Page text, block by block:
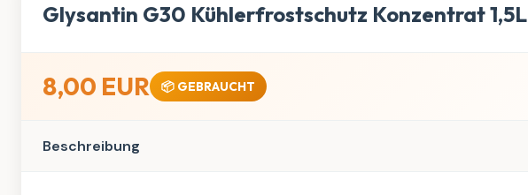
Glysantin G30 Kühlerfrostschutz Konzentrat 1,5L
8,00 EUR 📦 GEBRAUCHT
Beschreibung